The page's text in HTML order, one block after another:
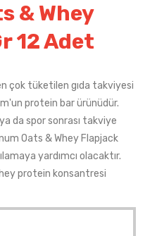
& Whey
12 Adet
çok tüketilen gıda takviyesi
protein bar ürünüdür.
da spor sonrası takviye
Oats & Whey Flapjack
yardımcı olacaktır.
protein konsantresi